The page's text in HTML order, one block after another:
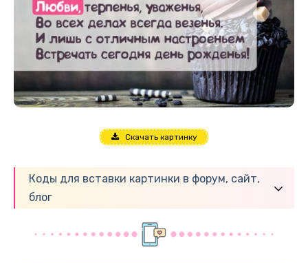
Скачать картинку
Коды для вставки картинки в форум, сайт,
блог